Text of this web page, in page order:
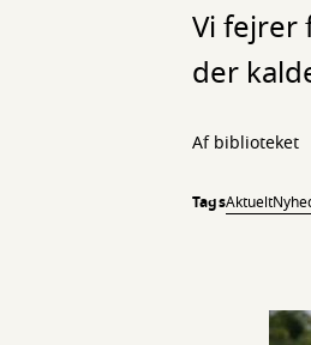
Vi fejrer
der
Af biblioteket
TagsAktuelt